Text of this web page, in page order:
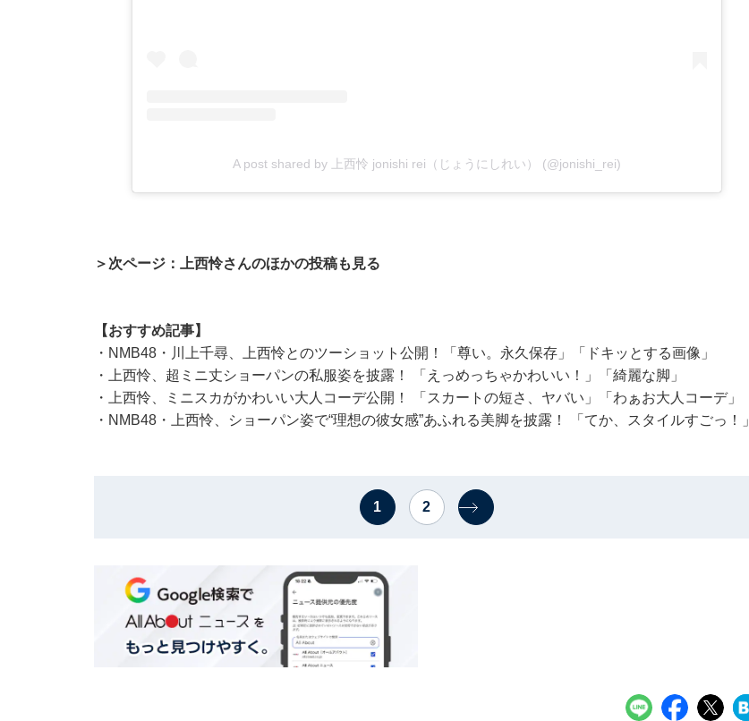
A post shared by 上西怜 jonishi rei（じょうにしれい） (@jonishi_rei)
＞次ページ：上西怜さんのほかの投稿も見る
【おすすめ記事】
・ NMB48・川上千尋、上西怜とのツーショット公開！「尊い。永久保存」「ドキッとする画像」
・
上西怜、超ミニ丈ショーパンの私服姿を披露！ 「えっめっちゃかわいい！」「綺麗な脚」
・
上西怜、ミニスカがかわいい大人コーデ公開！ 「スカートの短さ、ヤバい」「わぁお大人コーデ」
・ NMB48・上西怜、ショーパン姿で“理想の彼女感”あふれる美脚を披露！ 「てか、スタイルすごっ！」
1 2